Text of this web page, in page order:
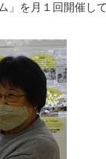
」を月１回開催して